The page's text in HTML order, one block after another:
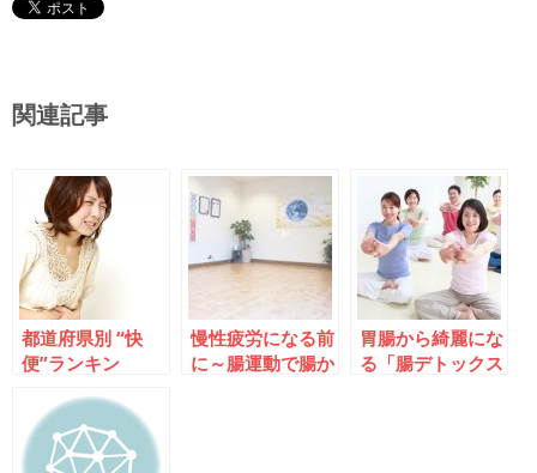
関連記事
都道府県別 “快
便”ランキン
「埼玉県」“難
便“ワースト1位
は「富山県」＆
慢性疲労になる前
に～腸運動で腸か
胃腸から綺麗にな
る「腸デトックス